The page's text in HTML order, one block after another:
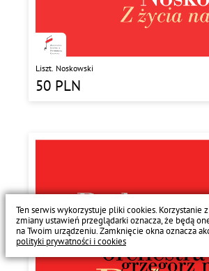
Liszt. Noskowski
50 PLN
Ten serwis wykorzystuje pliki cookies. Korzystanie
zmiany ustawień przeglądarki oznacza, że będą
na Twoim urządzeniu. Zamknięcie okna oznacza
polityki prywatności i cookies